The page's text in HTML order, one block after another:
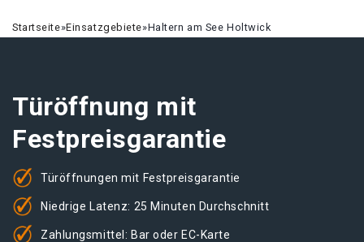
Startseite»Einsatzgebiete»Haltern am See Holtwick
Türöffnung mit
Festpreisgarantie
Türöffnungen mit Festpreisgarantie
Niedrige Latenz: 25 Minuten Durchschnitt
Zahlungsmittel: Bar oder EC-Karte